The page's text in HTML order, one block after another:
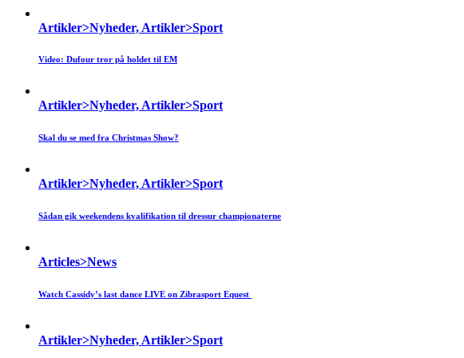
Artikler>Nyheder, Artikler>Sport
Video: Dufour tror på holdet til EM
Artikler>Nyheder, Artikler>Sport
Skal du se med fra Christmas Show?
Artikler>Nyheder, Artikler>Sport
Sådan gik weekendens kvalifikation til dressur championaterne
Articles>News
Watch Cassidy’s last dance LIVE on Zibrasport Equest
Artikler>Nyheder, Artikler>Sport